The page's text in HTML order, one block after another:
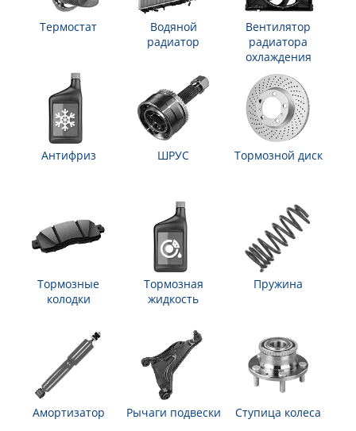
Термостат
Водяной
радиатор
Вентилятор
радиатора
охлаждения
Антифриз ШРУС Тормозной диск
Тормозные
колодки
Тормозная
жидкость
Пружина
Амортизатор Рычаги подвески Ступица колеса